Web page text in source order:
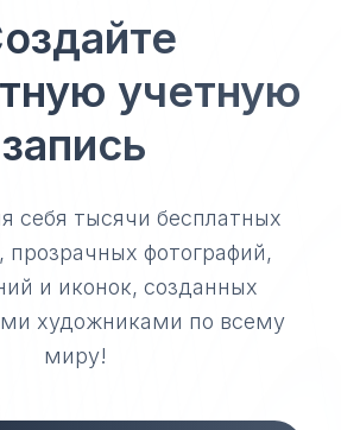
учетную
запись
себя тысячи бесплатных
прозрачных фотографий,
и иконок, созданных
художниками по всему
миру!